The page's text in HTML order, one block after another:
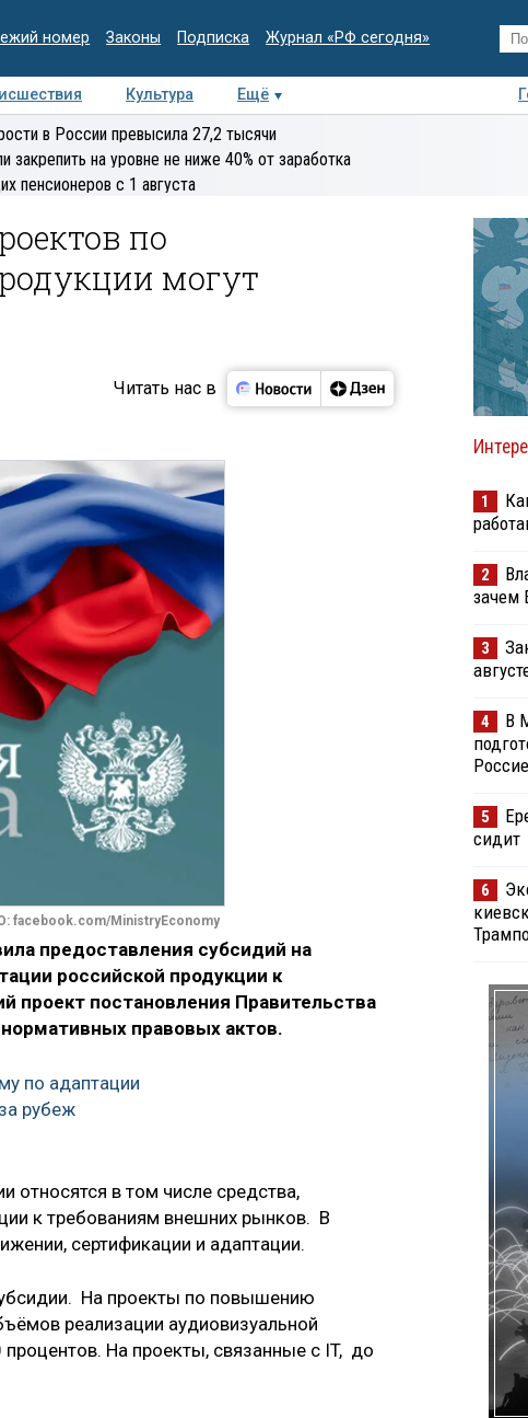
номер Законы Подписка Журнал «РФ сегодня»
Культура Ещё
Интервью Колумнисты
экспертиза
в России превысила 27,2 тысячи
на уровне не ниже 40% от заработка
пенсионеров с 1 августа
по
могут
Читать нас в
facebook.com/MinistryEconomy
предоставления субсидий на
российской продукции к
постановления Правительства
правовых актов.
по адаптации
рубеж
относятся в том числе средства,
к требованиям внешних рынков. В
сертификации и адаптации.
На проекты по повышению
реализации аудиовизуальной
На проекты, связанные с IT, до
1
2
зачем
3
4
В
5
сидит
6